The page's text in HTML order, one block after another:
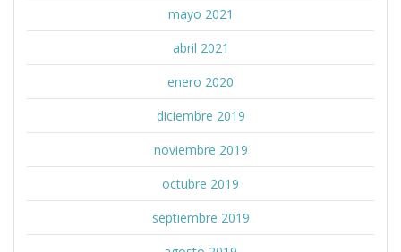
mayo 2021
abril 2021
enero 2020
diciembre 2019
noviembre 2019
octubre 2019
septiembre 2019